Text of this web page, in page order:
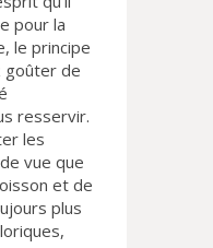
pour la
le principe
goûter de
resservir.
les
vue que
et de
plus